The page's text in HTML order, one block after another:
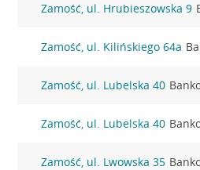
Zamość, ul. Hrubieszowska 9
Zamość, ul. Kilińskiego 64a
Zamość, ul. Lubelska 40
Zamość, ul. Lubelska 40
Zamość, ul. Lwowska 35